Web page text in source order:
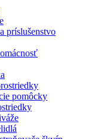
príslušenstvo
pomôcky